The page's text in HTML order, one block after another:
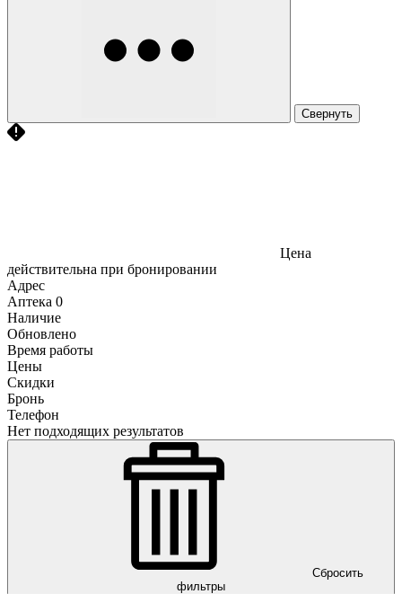
Свернуть
Цена
действительна при бронировании
Адрес
Аптека 0
Наличие
Обновлено
Время работы
Цены
Скидки
Бронь
Телефон
Нет подходящих результатов
Сбросить
фильтры